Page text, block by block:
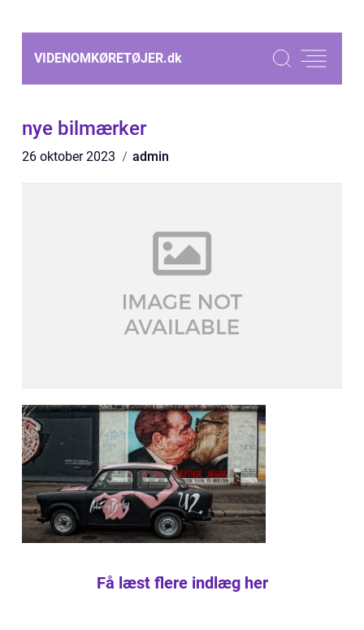
VIDENOMKØRETØJER.dk
nye bilmærker
26 oktober 2023 admin
Få læst flere indlæg her